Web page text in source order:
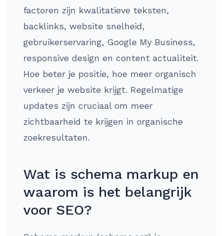
factoren zijn kwalitatieve teksten,
backlinks, website snelheid,
gebruikerservaring, Google My Business,
responsive design en content actualiteit.
Hoe beter je positie, hoe meer organisch
verkeer je website krijgt. Regelmatige
updates zijn cruciaal om meer
zichtbaarheid te krijgen in organische
zoekresultaten.
Wat is schema markup en
waarom is het belangrijk
voor SEO?